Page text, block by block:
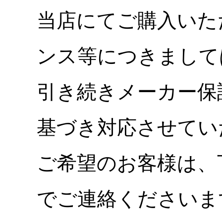
当店にてご購入い
ンス等につきまし
引き続きメーカー
基づき対応させて
ご希望のお客様は
でご連絡ください